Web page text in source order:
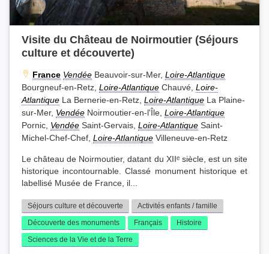
Visite du Château de Noirmoutier (Séjours
culture et découverte)
France Vendée Beauvoir-sur-Mer, Loire-Atlantique
Bourgneuf-en-Retz, Loire-Atlantique Chauvé, Loire-
Atlantique La Bernerie-en-Retz, Loire-Atlantique La Plaine-
sur-Mer, Vendée Noirmoutier-en-l'Île, Loire-Atlantique
Pornic, Vendée Saint-Gervais, Loire-Atlantique Saint-
Michel-Chef-Chef, Loire-Atlantique Villeneuve-en-Retz
Le château de Noirmoutier, datant du XIIᵉ siècle, est un site
historique incontournable. Classé monument historique et
labellisé Musée de France, il...
Séjours culture et découverte
Activités enfants / famille
Découverte des monuments
Français
Histoire
Sciences de la Vie et de la Terre